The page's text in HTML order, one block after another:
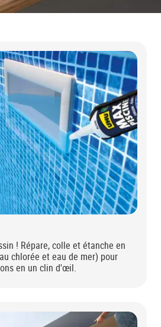
! Répare, colle et étanche en
chlorée et eau de mer) pour
en un clin d'œil.